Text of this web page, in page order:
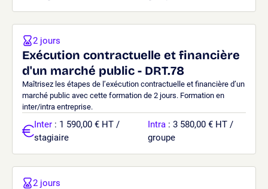
Exécution contractuelle et financière
d'un marché public - DRT.78
Maîtrisez les étapes de l’exécution contractuelle et financière d’un
marché public avec cette formation de 2 jours. Formation en
inter/intra entreprise.
2 jours
Inter : 1 590,00 € HT /
stagiaire
Intra : 3 580,00 € HT /
groupe
2 jours